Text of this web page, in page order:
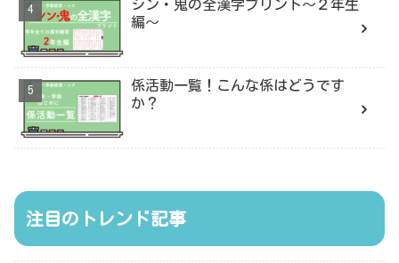
シン・鬼の全漢字プリント〜２年生
編〜
係活動一覧！こんな係はどうです
か？
注目のトレンド記事